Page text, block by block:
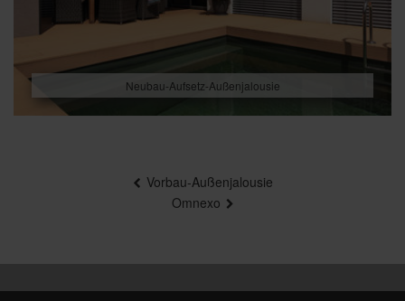
Neubau-Aufsetz-Außenjalousie
Vorbau-Außenjalousie
Omnexo